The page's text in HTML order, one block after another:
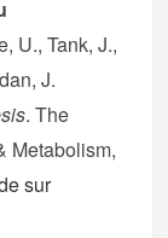
U., Tank, J.,
J.
. The
Metabolism,
sur